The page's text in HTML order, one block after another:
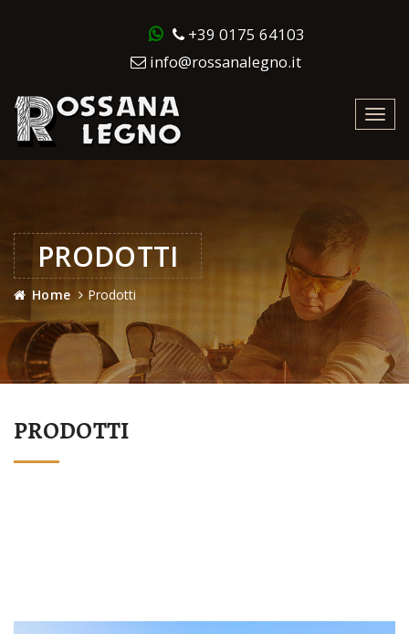
+39 0175 64103
info@rossanalegno.it
PRODOTTI
Home Prodotti
PRODOTTI